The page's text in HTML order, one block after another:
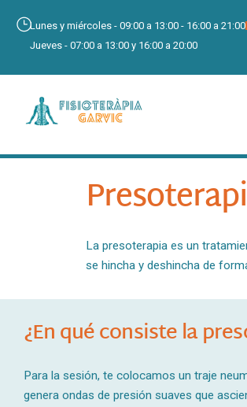
Lunes y miércoles - 09:00 a 13:00 - 16:00 a 21:00
Jueves - 07:00 a 13:00 y 16:00 a 20:00
La presoterapia es un
se hincha y deshincha de
¿En qué consiste la
Para la sesión, te colocamos un traje
genera ondas de presión suaves que